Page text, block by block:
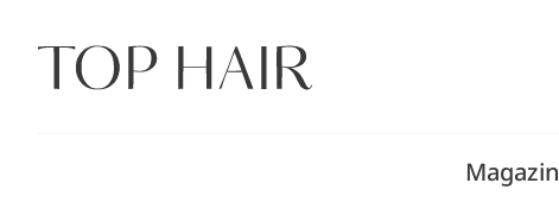
Inhalt
springen
Magazin